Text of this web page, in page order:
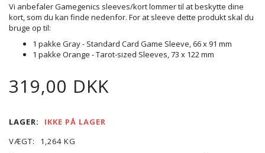
Vi anbefaler Gamegenics sleeves/kort lommer til at beskytte dine
kort, som du kan finde nedenfor. For at sleeve dette produkt skal du
bruge op til:
1 pakke Gray - Standard Card Game Sleeve, 66 x 91 mm
1 pakke Orange - Tarot-sized Sleeves, 73 x 122 mm
319,00 DKK
LAGER:
IKKE PÅ LAGER
VÆGT:
1,264 KG